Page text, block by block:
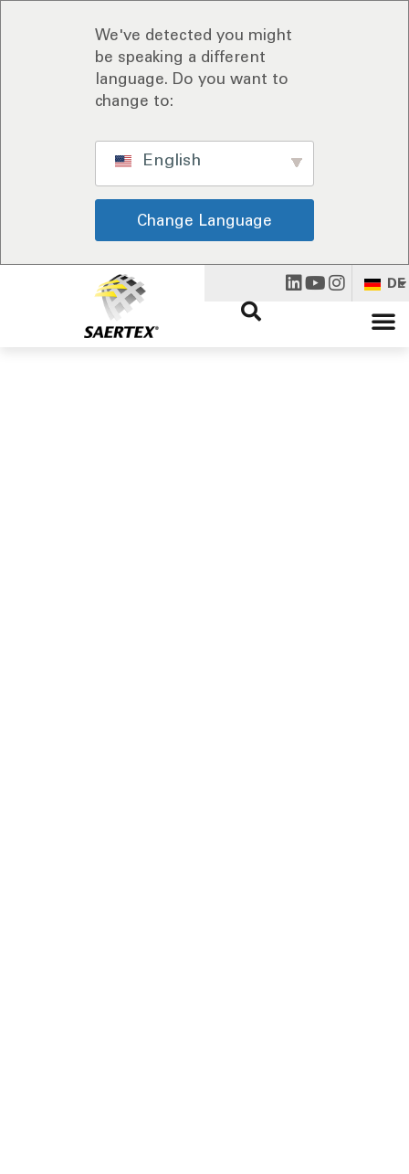
We've detected you might
be speaking a different
language. Do you want to
change to:
English
Change Language
DE